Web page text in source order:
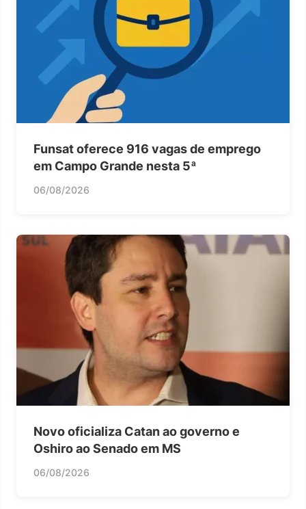
Funsat oferece 916 vagas de emprego
em Campo Grande nesta 5ª
06/08/2026
Novo oficializa Catan ao governo e
Oshiro ao Senado em MS
06/08/2026